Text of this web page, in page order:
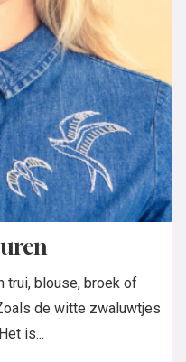
trui, blouse, broek of
de witte zwaluwtjes
is...